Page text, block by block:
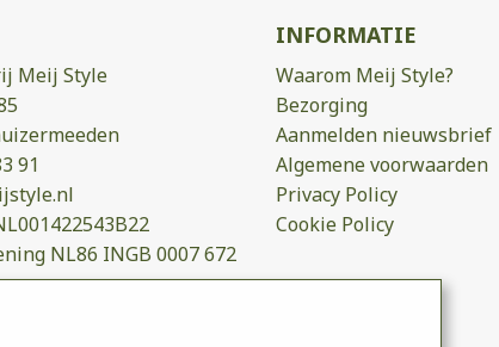
Meij Style
91
NL86 INGB 0007 672
INFORMATIE
Waarom Meij Style?
Bezorging
Aanmelden nieuwsbrief
Algemene voorwaarden
Privacy Policy
Cookie Policy